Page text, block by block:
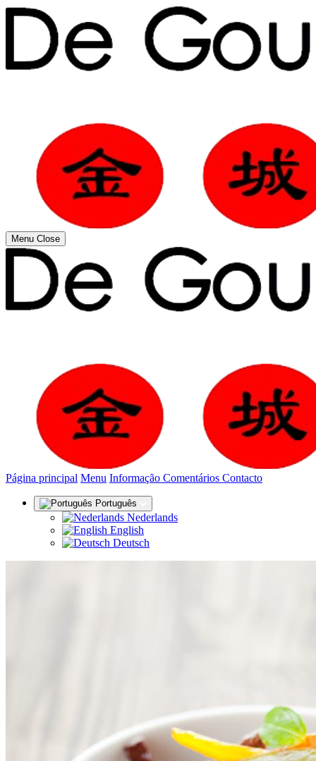
Menu Close
Página principal Menu Informação Comentários (actual)
Contacto
Português
Nederlands
English
Deutsch